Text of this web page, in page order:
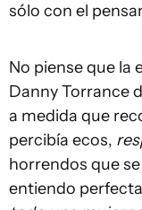
sólo con el
No piense que la
Danny Torrance
a medida que
percibía ecos,
horrendos que
entiendo